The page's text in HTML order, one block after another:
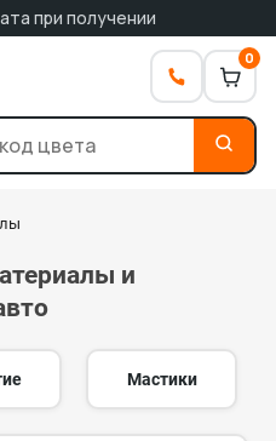
при получении
0
и
Мастики